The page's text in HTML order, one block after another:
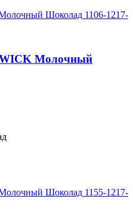
Шоколад 1106-1217-
Молочный
Шоколад 1155-1217-